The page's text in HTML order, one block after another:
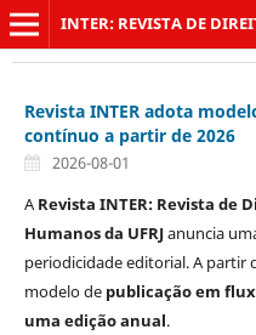
Revista INTER adota
contínuo a partir de 2026
2026-08-01
ARevista INTER: Revista
Humanos da UFRJanuncia
periodicidade editorial. A partir
modelo de publicação em
uma edição anual.